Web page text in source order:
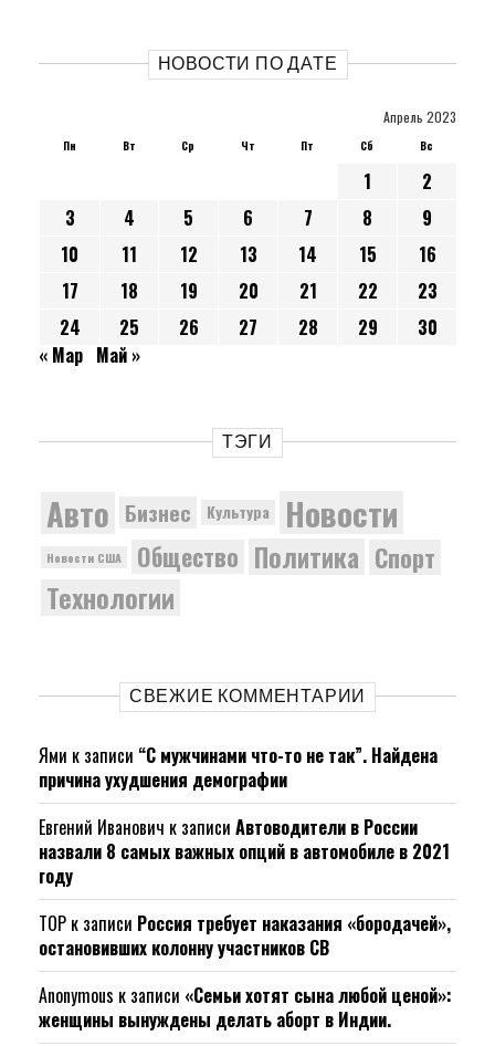
НОВОСТИ ПО ДАТЕ
Апрель 2023
Пн Вт Ср Чт Пт Сб Вс
1
2
3
4 5 6 7 8
9
10
11 12 13 14 15
16
17
18 19 20 21 22
23
24
25 26 27 28 29
30
« Мар Май »
ТЭГИ
Авто Бизнес Культура Новости
Новости США Общество Политика Спорт
Технологии
СВЕЖИЕ КОММЕНТАРИИ
Ями к записи “С мужчинами что-то не так”. Найдена
причина ухудшения демографии
Евгений Иванович к записи Автоводители в России
назвали 8 самых важных опций в автомобиле в 2021
году
ТОР к записи Россия требует наказания «бородачей»,
остановивших колонну участников СВ
Anonymous к записи «Семьи хотят сына любой ценой»:
женщины вынуждены делать аборт в Индии.